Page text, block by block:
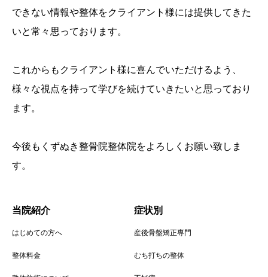
できない情報や整体をクライアント様には提供してきた
いと常々思っております。
これからもクライアント様に喜んでいただけるよう、
様々な視点を持って学びを続けていきたいと思っており
ます。
今後もくずぬき整骨院整体院をよろしくお願い致しま
す。
当院紹介
はじめての方へ
整体料金
症状別
産後骨盤矯正専門
むち打ちの整体